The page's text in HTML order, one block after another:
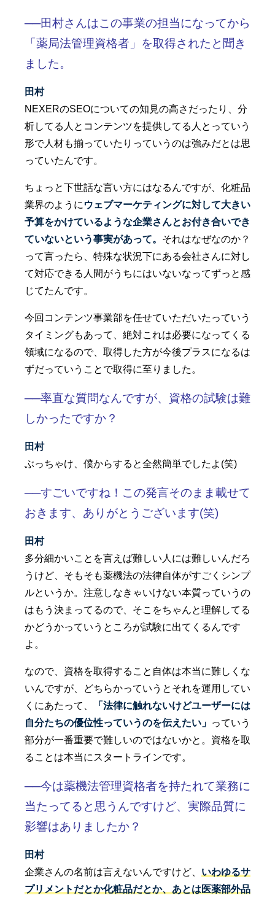
──田村さんはこの事業の担当になってから
「薬局法管理資格者」を取得されたと聞き
ました。
田村
NEXERのSEOについての知見の高さだったり、分
析してる人とコンテンツを提供してる人とっていう
形で人材も揃っていたりっていうのは強みだとは思
っていたんです。
ちょっと下世話な言い方にはなるんですが、化粧品
業界のように ウェブマーケティングに対して大きい
予算をかけているような企業さんとお付き合いでき
ていないという事実があって。 それはなぜなのか？
って言ったら、特殊な状況下にある会社さんに対し
て対応できる人間がうちにはいないなってずっと感
じてたんです。
今回コンテンツ事業部を任せていただいたっていう
タイミングもあって、絶対これは必要になってくる
領域になるので、取得した方が今後プラスになるは
ずだっていうことで取得に至りました。
──率直な質問なんですが、資格の試験は難
しかったですか？
田村
ぶっちゃけ、僕からすると全然簡単でしたよ(笑)
──すごいですね！この発言そのまま載せて
おきます、ありがとうございます(笑)
田村
多分細かいことを言えば難しい人には難しいんだろ
うけど、そもそも薬機法の法律自体がすごくシンプ
ルというか。注意しなきゃいけない本質っていうの
はもう決まってるので、そこをちゃんと理解してる
かどうかっていうところが試験に出てくるんです
よ。
なので、資格を取得すること自体は本当に難しくな
いんですが、どちらかっていうとそれを運用してい
くにあたって、
「法律に触れないけどユーザーには
自分たちの優位性っていうのを伝えたい」 っていう
部分が一番重要で難しいのではないかと。資格を取
ることは本当にスタートラインです。
──今は薬機法管理資格者を持たれて業務に
当たってると思うんですけど、実際品質に
影響はありましたか？
田村
企業さんの名前は言えないんですけど、 いわゆるサ
プリメントだとか化粧品だとか、あとは医薬部外品